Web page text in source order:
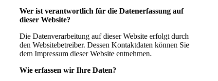
Wer ist verantwortlich für die Datenerfassung auf
dieser Website?
Die Datenverarbeitung auf dieser Website erfolgt durch
den Websitebetreiber. Dessen Kontaktdaten können Sie
dem Impressum dieser Website entnehmen.
Wie erfassen wir Ihre Daten?